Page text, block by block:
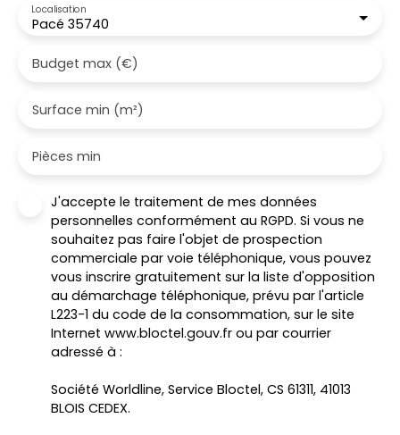
Pacé 35740
Localisation
Budget max (€)
Surface min (m²)
Pièces min
J'accepte le traitement de mes données
personnelles conformément au RGPD. Si vous ne
souhaitez pas faire l'objet de prospection
commerciale par voie téléphonique, vous pouvez
vous inscrire gratuitement sur la liste d'opposition
au démarchage téléphonique, prévu par l'article
L223-1 du code de la consommation, sur le site
Internet www.bloctel.gouv.fr ou par courrier
adressé à :
Société Worldline, Service Bloctel, CS 61311, 41013
BLOIS CEDEX.